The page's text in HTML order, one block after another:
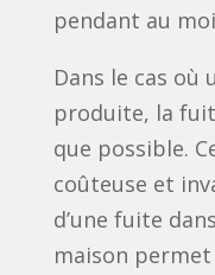
pendant au
Dans le cas où
produite, la
que possible.
coûteuse et
d’une fuite
maison permet